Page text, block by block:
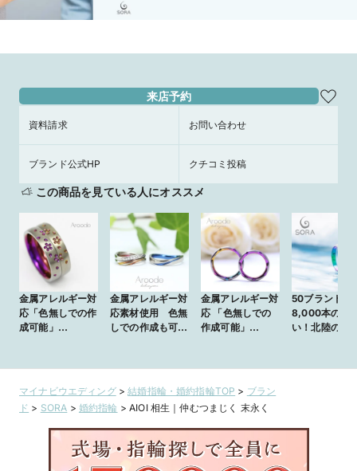
来店予約
資料請求 お問い合わせ
ブランド公式HP クチコミ投稿
この商品を見ている人にオススメ
金属アレルギー対
応「色無しでの作
成可能」
良い甲丸リングに
桜をデザイン
金属アレルギー対
応素材使用 色無
しでの作成も可能
れ、命を潤すオア
シスを表現した美
しいカーブを描く
結婚指輪
金属アレルギー対
応 「色無しでの
作成可能」
咲き誇るロマン
チックな薔薇のデ
ザイン
50ブランド
8,000本の取
い！北陸のブ
マイナビウエディング>結婚指輪・婚約指輪TOP > ブラン
ド > SORA > 婚約指輪 >AIOI 相生｜仲むつまじく 末永く